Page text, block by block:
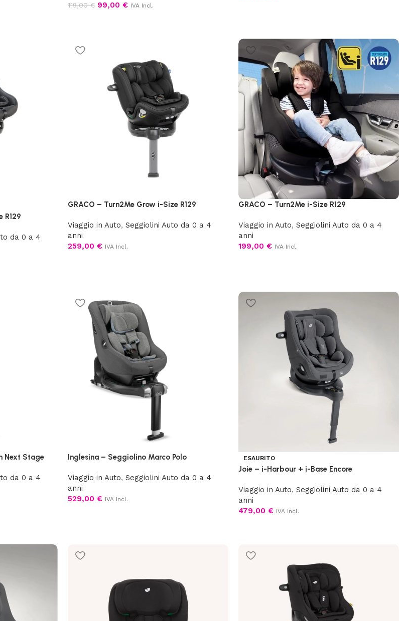
119,00€ 99,00 € IVA Incl.
R129
da 0 a 4
GRACO – Turn2Me Grow i-Size R129
Viaggio in Auto, Seggiolini Auto da 0 a 4
anni
259,00 € IVA Incl.
GRACO – Turn2Me i-Size R129
Viaggio in Auto, Seggiolini Auto da 0 a 4
anni
199,00 € IVA Incl.
Next Stage
da 0 a 4
Inglesina – Seggiolino Marco Polo
Viaggio in Auto, Seggiolini Auto da 0 a 4
anni
529,00 € IVA Incl.
ESAURITO
Joie – i-Harbour + i-Base Encore
Viaggio in Auto, Seggiolini Auto da 0 a 4
anni
479,00 € IVA Incl.